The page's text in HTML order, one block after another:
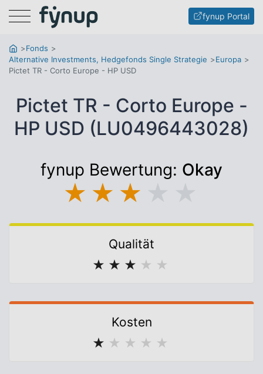
Menu fynup Portal
Fonds
Alternative Investments, Hedgefonds Single Strategie
Europa
Pictet TR - Corto Europe - HP USD
Pictet TR - Corto Europe -
HP USD (LU0496443028)
fynup Bewertung: Okay
★ ★ ★
Qualität
★ ★ ★ ★ ★
Kosten
★ ★ ★ ★ ★